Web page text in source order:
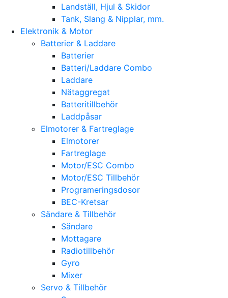
Landställ, Hjul & Skidor
Tank, Slang & Nipplar, mm.
Elektronik & Motor
Batterier & Laddare
Batterier
Batteri/Laddare Combo
Laddare
Nätaggregat
Batteritillbehör
Laddpåsar
Elmotorer & Fartreglage
Elmotorer
Fartreglage
Motor/ESC Combo
Motor/ESC Tillbehör
Programeringsdosor
BEC-Kretsar
Sändare & Tillbehör
Sändare
Mottagare
Radiotillbehör
Gyro
Mixer
Servo & Tillbehör